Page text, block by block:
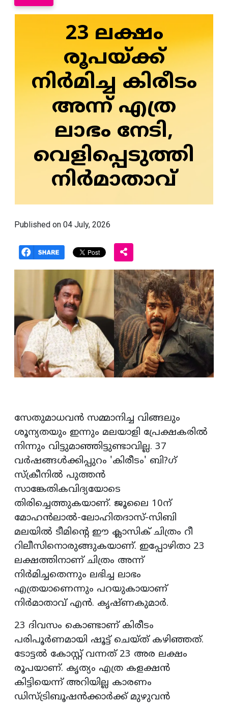
23 ലക്ഷം
രൂപയ്ക്ക്
നിര്‍മിച്ച കിരീടം
അന്ന് എത്ര
ലാഭം നേടി,
വെളിപ്പെടുത്തി
നിര്‍മാതാവ്
Published on 04 July, 2026
സേതുമാധവന്‍ സമ്മാനിച്ച വിങ്ങലും
ശൂന്യതയും ഇന്നും മലയാളി പ്രേക്ഷകരില്‍
നിന്നും വിട്ടുമാഞ്ഞിട്ടുണ്ടാവില്ല. 37
വര്‍ഷങ്ങള്‍ക്കിപ്പുറം 'കിരീടം' ബി?ഗ്
സ്‌ക്രീനില്‍ പുത്തന്‍
സാങ്കേതികവിദ്യയോടെ
തിരിച്ചെത്തുകയാണ്. ജൂലൈ 10ന്
മോഹന്‍ലാല്‍-ലോഹിതദാസ്-സിബി
മലയില്‍ ടീമിന്റെ ഈ ക്ലാസിക് ചിത്രം റീ
റിലീസിനൊരുങ്ങുകയാണ്. ഇപ്പോഴിതാ 23
ലക്ഷത്തിനാണ് ചിത്രം അന്ന്
നിര്‍മിച്ചതെന്നും ലഭിച്ച ലാഭം
എത്രയാണെന്നും പറയുകായാണ്
നിര്‍മാതാവ് എന്‍. കൃഷ്ണകുമാര്‍.
23 ദിവസം കൊണ്ടാണ് കിരീടം
പരിപൂര്‍ണമായി ഷൂട്ട് ചെയ്ത് കഴിഞ്ഞത്.
ടോട്ടല്‍ കോസ്റ്റ് വന്നത് 23 അര ലക്ഷം
രൂപയാണ്. കൃത്യം എത്ര കളക്ഷന്‍
കിട്ടിയെന്ന് അറിയില്ല കാരണം
ഡിസ്ട്രിബൂഷന്‍ക്കാര്‍ക്ക് മുഴുവന്‍